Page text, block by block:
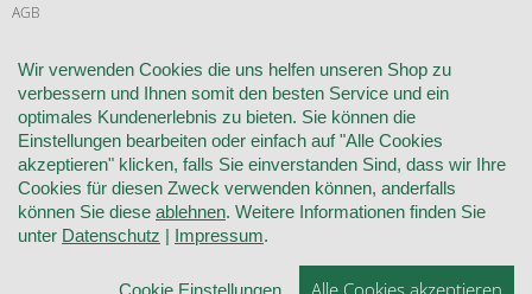
AGB
WIDERRUF
VERTRAG WIDERRUFEN
KONTAKT
DATENSCHUTZ
COOKIE-EINSTELLUNGEN
Wir verwenden Cookies die uns helfen unseren Shop zu
verbessern und Ihnen somit den besten Service und ein
optimales Kundenerlebnis zu bieten. Sie können die
Einstellungen bearbeiten oder einfach auf "Alle Cookies
akzeptieren" klicken, falls Sie einverstanden Sind, dass wir Ihre
Cookies für diesen Zweck verwenden können, anderfalls
können Sie diese ablehnen. Weitere Informationen finden Sie
unter Datenschutz | Impressum.
Cookie Einstellungen Alle Cookies akzeptieren